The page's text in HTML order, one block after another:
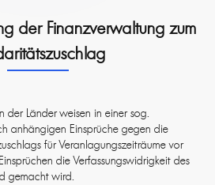
der Finanzverwaltung zum
der Länder weisen in einer sog.
anhängigen Einsprüche gegen die
für Veranlagungszeiträume vor
die Verfassungswidrigkeit des
gemacht wird.